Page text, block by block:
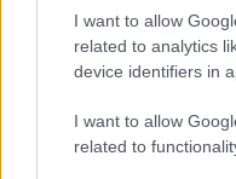
I want to allow
related to analytics
device identifiers in
I want to allow
related to
projektet 2005-ben
jármű egyike később
Wildenrath-i
tolatási célokra.
használt jármű "IFS